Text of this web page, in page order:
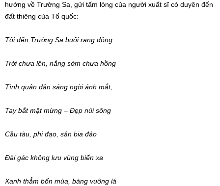
hướng về Trường Sa, gửi tấm lòng của người xuất sĩ có duyên đến
đất thiêng của Tổ quốc:
Tôi đến Trường Sa buổi rạng đông
Trời chưa lên, nắng sớm chưa hồng
Tình quân dân sáng ngời ánh mắt,
Tay bắt mặt mừng – Đẹp núi sông
Cầu tàu, phi đạo, sân bia đảo
Đài gác không lưu vùng biển xa
Xanh thẳm bốn mùa, bàng vuông lá